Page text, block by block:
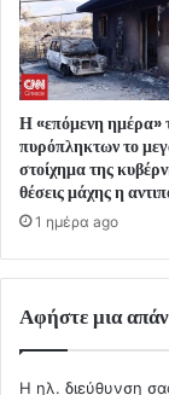
Η «επόμενη ημέρα»
πυρόπληκτων το
στοίχημα της
θέσεις μάχης η
1 ημέρα ago
Αφήστε μια
Η ηλ. διεύθυνση